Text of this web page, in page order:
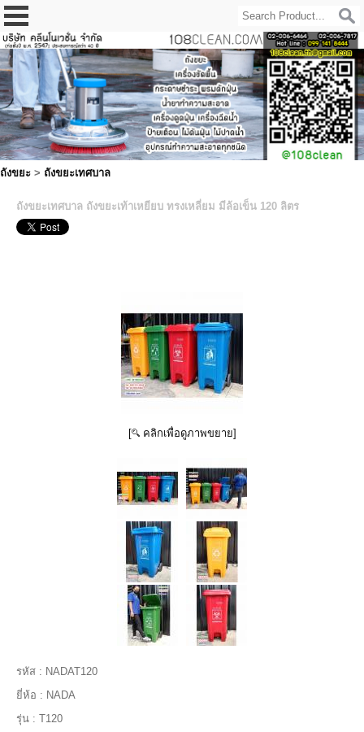
ถังขยะ > ถังขยะเทศบาล
ถังขยะเทศบาล ถังขยะเท้าเหยียบ ทรงเหลี่ยม มีล้อเข็น 120 ลิตร
[ คลิกเพื่อดูภาพขยาย]
รหัส : NADAT120
ยี่ห้อ : NADA
รุ่น : T120